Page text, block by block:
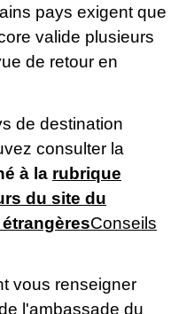
pays exigent que
valide plusieurs
de retour en
de destination
consulter la
à la rubrique
du site du
Conseils
vous renseigner
l'ambassade du